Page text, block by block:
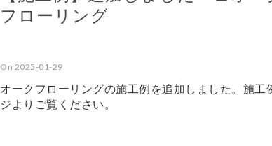
フローリング
On 2025-01-29
オークフローリングの施工例を追加しました。施工
ジよりご覧ください。